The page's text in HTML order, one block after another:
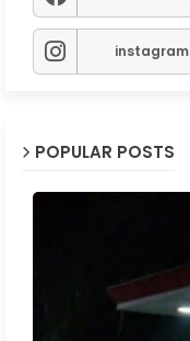
instagram
POPULAR POSTS